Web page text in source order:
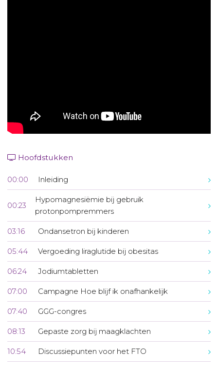
Hoofdstukken
00:00 Inleiding
00:23
Hypomagnesiëmie bij gebruik
protonpompremmers
03:16 Ondansetron bij kinderen
05:44 Vergoeding liraglutide bij obesitas
06:24 Jodiumtabletten
07:00 Campagne Hoe blijf ik onafhankelijk
07:40 GGG-congres
08:13 Gepaste zorg bij maagklachten
10:54 Discussiepunten voor het FTO